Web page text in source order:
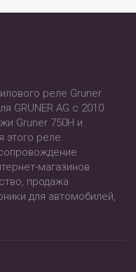
реле Gruner
GRUNER AG с 2010
Gruner 750H и
этого реле.
магазинов
продажа
для автомобилей,